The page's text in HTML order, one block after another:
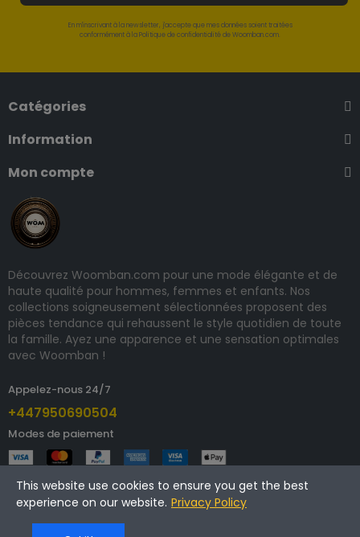
En m'inscrivant à la newsletter, j'accepte que mes données soient traitées
conformément à la Politique de confidentialité de Woomban.com.
Catégories
Information
Mon compte
Découvrez Woomban.com pour une mode élégante et de
haute qualité pour hommes, femmes et enfants. Nos
collections soigneusement sélectionnées proposent des
pièces tendance qui rehaussent le style quotidien de toute
la famille. Ayez une apparence et une sensation optimales
avec Woomban !
Appelez-nous 24/7
+447950690504
Modes de paiement
Copyright © 2025 woomban.com. Tous droits réservés.
This website use cookies to ensure you get the best
experience on our website. Privacy Policy